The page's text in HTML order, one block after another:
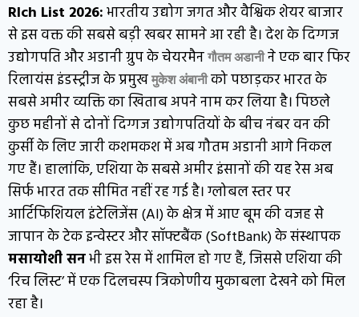
RIch List 2026:भारतीय उद्योग जगत और वैश्विक शेयर बाजार
से इस वक्त की सबसे बड़ी खबर सामने आ रही है। देश के दिग्गज
उद्योगपति और अडानी ग्रुप के चेयरमैन गौतम अडानीने एक बार फिर
रिलायंस इंडस्ट्रीज के प्रमुख मुकेश अंबानीको पछाड़कर भारत के
सबसे अमीर व्यक्ति का खिताब अपने नाम कर लिया है। पिछले
कुछ महीनों से दोनों दिग्गज उद्योगपतियों के बीच नंबर वन की
कुर्सी के लिए जारी कशमकश में अब गौतम अडानी आगे निकल
गए हैं। हालांकि, एशिया के सबसे अमीर इंसानों की यह रेस अब
सिर्फ भारत तक सीमित नहीं रह गई है। ग्लोबल स्तर पर
आर्टिफिशियल इंटेलिजेंस (AI) के क्षेत्र में आए बूम की वजह से
जापान के टेक इन्वेस्टर और सॉफ्टबैंक (SoftBank) के संस्थापक
मसायोशी सनभी इस रेस में शामिल हो गए हैं, जिससे एशिया की
‘रिच लिस्ट’ में एक दिलचस्प त्रिकोणीय मुकाबला देखने को मिल
रहा है।